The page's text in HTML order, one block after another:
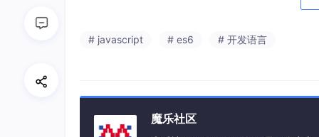
# javascript # es6 # 开发语言
魔乐社区